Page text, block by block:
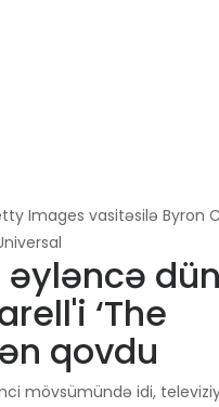
Images vasitəsilə Byron
‘The
qovdu
mövsümündə idi,